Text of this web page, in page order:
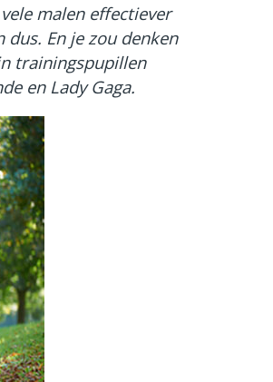
malen effectiever
En je zou denken
trainingspupillen
en Lady Gaga.